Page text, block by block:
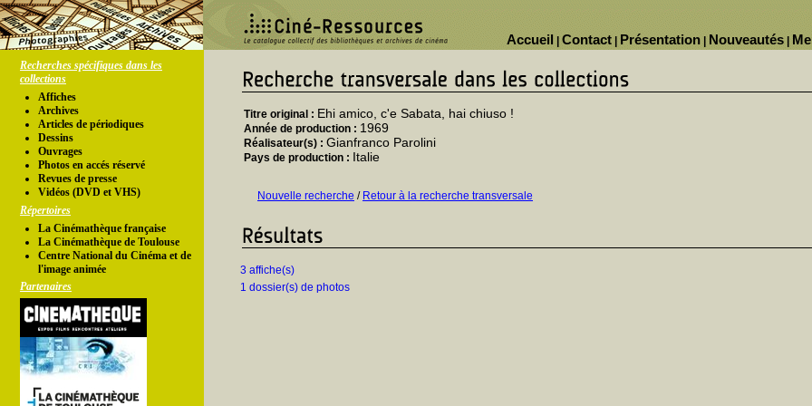
Nouveautés
Présentation
Contact
Accueil
Recherches spécifiques dans les
collections
Affiches
Archives
Articles de périodiques
Dessins
Ouvrages
Photos en accés réservé
Revues de presse
Vidéos (DVD et VHS)
Répertoires
La Cinémathèque française
La Cinémathèque de Toulouse
Centre National du Cinéma et de
l'image animée
Partenaires
Titre original : Ehi amico, c'e Sabata, hai chiuso !
Année de production : 1969
Réalisateur(s) : Gianfranco Parolini
Pays de production : Italie
Nouvelle recherche / Retour à la recherche transversale
3 affiche(s)
1 dossier(s) de photos